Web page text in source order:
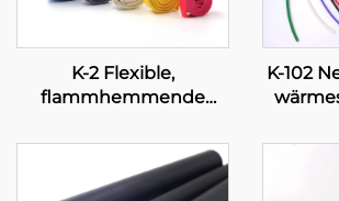
K-2 Flexible,
flammhemmende
Schlauchleitung
K-102